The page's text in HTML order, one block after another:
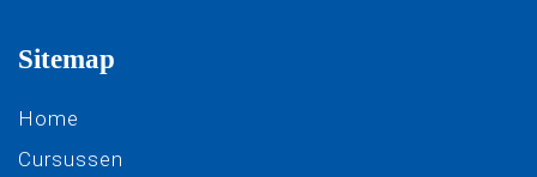
Sitemap
Home
Cursussen